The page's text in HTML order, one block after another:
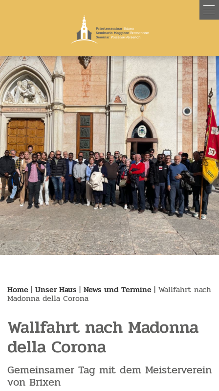
Home | Unser Haus | News und Termine | Wallfahrt nach
Madonna della Corona
Wallfahrt nach Madonna
della Corona
Gemeinsamer Tag mit dem Meisterverein
von Brixen